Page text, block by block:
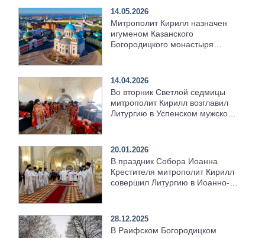
14.05.2026
Митрополит Кирилл назначен
игуменом Казанского
Богородицкого монастыря
14.04.2026
Во вторник Светлой седмицы
митрополит Кирилл возглавил
Литургию в Успенском мужском
20.01.2026
В праздник Собора Иоанна
Крестителя митрополит Кирилл
совершил Литургию в Иоанно-
28.12.2025
В Раифском Богородицком